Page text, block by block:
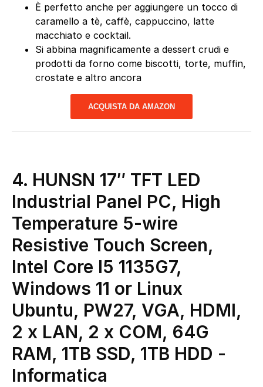
È perfetto anche per aggiungere un tocco di
caramello a tè, caffè, cappuccino, latte
macchiato e cocktail.
Si abbina magnificamente a dessert crudi e
prodotti da forno come biscotti, torte, muffin,
crostate e altro ancora
ACQUISTA DA AMAZON
4. HUNSN 17″ TFT LED
Industrial Panel PC, High
Temperature 5-wire
Resistive Touch Screen,
Intel Core I5 1135G7,
Windows 11 or Linux
Ubuntu, PW27, VGA, HDMI,
2 x LAN, 2 x COM, 64G
RAM, 1TB SSD, 1TB HDD -
Informatica